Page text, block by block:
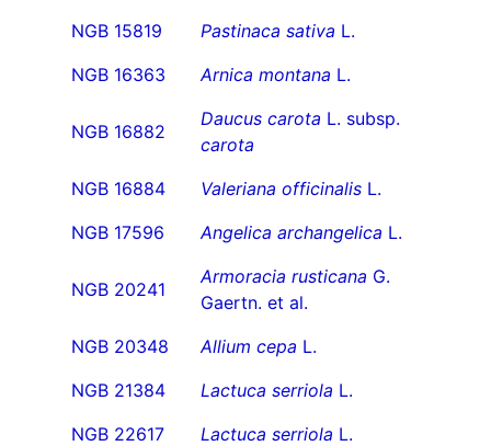
NGB 15819
Pastinaca sativa L.
NGB 16363
Arnica montana L.
NGB 16882
Daucus carota L. subsp.
carota
NGB 16884
Valeriana officinalis L.
NGB 17596
Angelica archangelica L.
NGB 20241
Armoracia rusticana G.
Gaertn. et al.
NGB 20348
Allium cepa L.
NGB 21384
Lactuca serriola L.
NGB 22617
Lactuca serriola L.